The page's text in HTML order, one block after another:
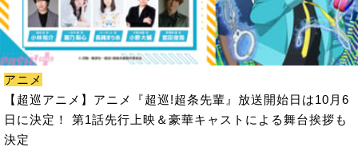
アニメ
【超巡アニメ】アニメ『超巡!超条先輩』放送開始日は10月6
日に決定！ 第1話先行上映＆豪華キャストによる舞台挨拶も
決定